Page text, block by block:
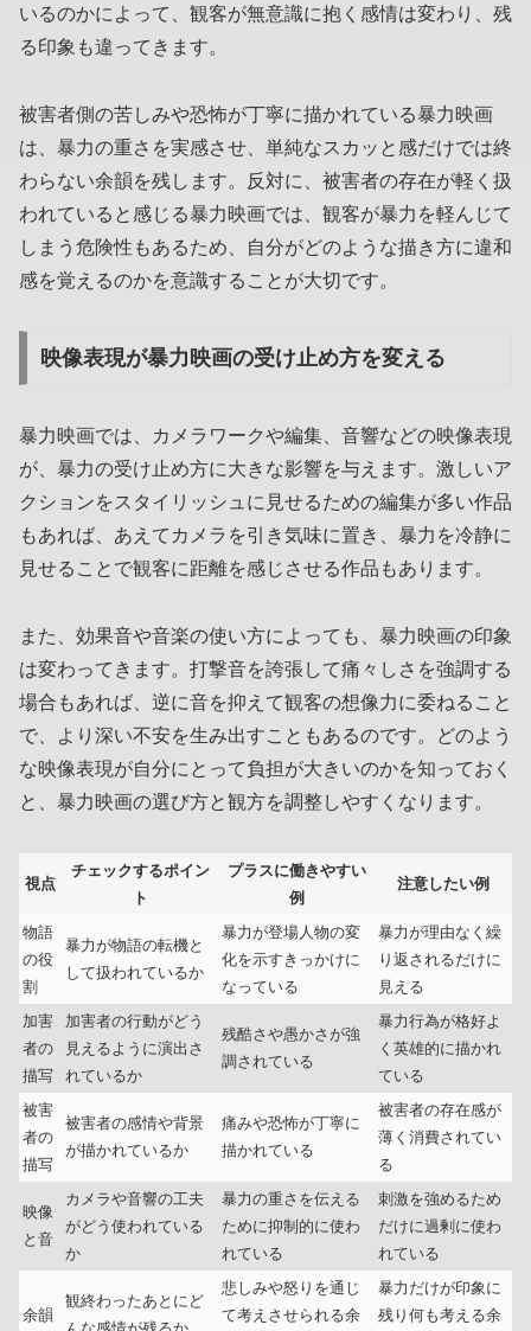
いるのかによって、観客が無意識に抱く感情は変わり、残
る印象も違ってきます。
被害者側の苦しみや恐怖が丁寧に描かれている暴力映画
は、暴力の重さを実感させ、単純なスカッと感だけでは終
わらない余韻を残します。反対に、被害者の存在が軽く扱
われていると感じる暴力映画では、観客が暴力を軽んじて
しまう危険性もあるため、自分がどのような描き方に違和
感を覚えるのかを意識することが大切です。
映像表現が暴力映画の受け止め方を変える
暴力映画では、カメラワークや編集、音響などの映像表現
が、暴力の受け止め方に大きな影響を与えます。激しいア
クションをスタイリッシュに見せるための編集が多い作品
もあれば、あえてカメラを引き気味に置き、暴力を冷静に
見せることで観客に距離を感じさせる作品もあります。
また、効果音や音楽の使い方によっても、暴力映画の印象
は変わってきます。打撃音を誇張して痛々しさを強調する
場合もあれば、逆に音を抑えて観客の想像力に委ねること
で、より深い不安を生み出すこともあるのです。どのよう
な映像表現が自分にとって負担が大きいのかを知っておく
と、暴力映画の選び方と観方を調整しやすくなります。
視点
チェックするポイン
ト
プラスに働きやすい
例
注意したい例
物語
の役
割
暴力が物語の転機と
して扱われているか
暴力が登場人物の変
化を示すきっかけに
なっている
暴力が理由なく繰
り返されるだけに
見える
加害
者の
描写
加害者の行動がどう
見えるように演出さ
れているか
残酷さや愚かさが強
調されている
暴力行為が格好よ
く英雄的に描かれ
ている
被害
者の
描写
被害者の感情や背景
が描かれているか
痛みや恐怖が丁寧に
描かれている
被害者の存在感が
薄く消費されてい
る
映像
と音
カメラや音響の工夫
がどう使われている
か
暴力の重さを伝える
ために抑制的に使わ
れている
刺激を強めるため
だけに過剰に使わ
れている
余韻
観終わったあとにど
悲しみや怒りを通じ
て考えさせられる余
暴力だけが印象に
残り何も考える余